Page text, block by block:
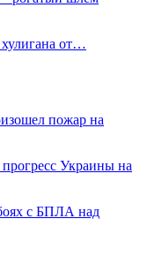
от…
пожар на
Украины на
с БПЛА над